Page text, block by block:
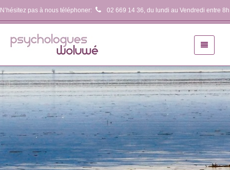
N’hésitez pas à nous téléphoner: 02 669 14 36, du lundi au Vendredi entre